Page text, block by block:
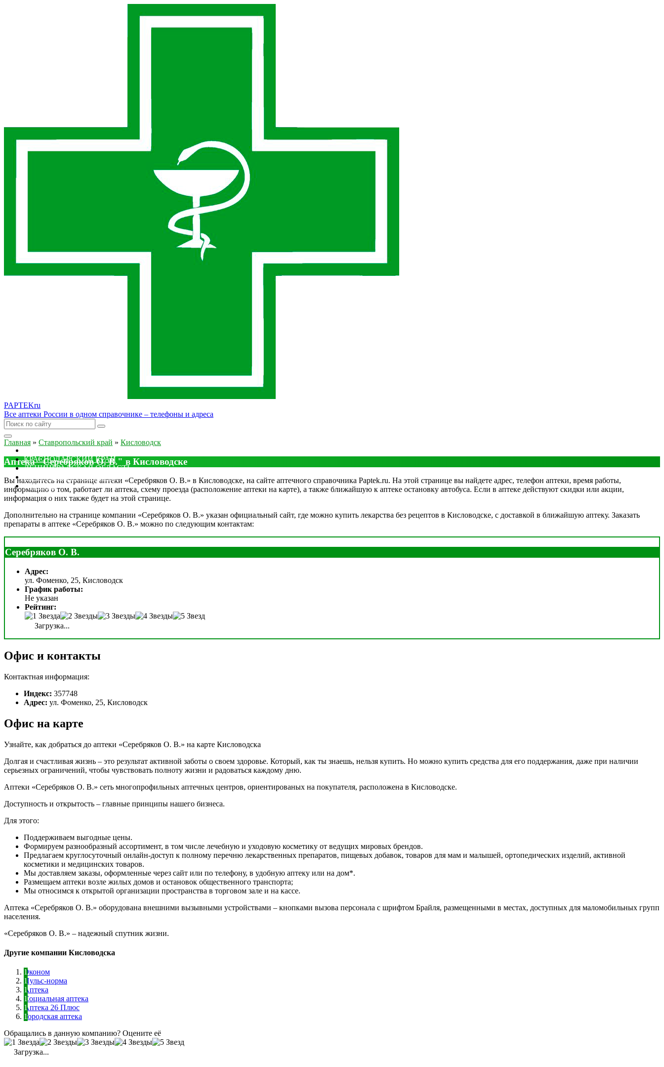
PAPTEKru
Все аптеки России в одном справочнике – телефоны и адреса
КРАСНОДАРСКИЙ КРАЙ
ЛЕНИНГРАДСКАЯ ОБЛАСТЬ
ДРУГИЕ
Главная » Ставропольский край » Кисловодск
Аптека "Серебряков О. В." в Кисловодске
Вы находитесь на странице аптеки «Серебряков О. В.» в Кисловодске, на сайте аптечного справочника Paptek.ru. На этой странице вы найдете адрес, телефон аптеки, время работы,
информацию о том, работает ли аптека, схему проезда (расположение аптеки на карте), а также ближайшую к аптеке остановку автобуса. Если в аптеке действуют скидки или акции,
информация о них также будет на этой странице.
Дополнительно на странице компании «Серебряков О. В.» указан официальный сайт, где можно купить лекарства без рецептов в Кисловодске, с доставкой в ближайшую аптеку. Заказать
препараты в аптеке «Серебряков О. В.» можно по следующим контактам:
Серебряков О. В.
Адрес:
ул. Фоменко, 25, Кисловодск
График работы:
Не указан
Рейтинг:
Загрузка...
Офис и контакты
Контактная информация:
Индекс: 357748
Адрес: ул. Фоменко, 25, Кисловодск
Офис на карте
Узнайте, как добраться до аптеки «Серебряков О. В.» на карте Кисловодска
Долгая и счастливая жизнь – это результат активной заботы о своем здоровье. Который, как ты знаешь, нельзя купить. Но можно купить средства для его поддержания, даже при наличии
серьезных ограничений, чтобы чувствовать полноту жизни и радоваться каждому дню.
Аптеки «Серебряков О. В.» сеть многопрофильных аптечных центров, ориентированых на покупателя, расположена в Кисловодске.
Доступность и открытость – главные принципы нашего бизнеса.
Для этого:
Поддерживаем выгодные цены.
Формируем разнообразный ассортимент, в том числе лечебную и уходовую косметику от ведущих мировых брендов.
Предлагаем круглосуточный онлайн-доступ к полному перечню лекарственных препаратов, пищевых добавок, товаров для мам и малышей, ортопедических изделий, активной
косметики и медицинских товаров.
Мы доставляем заказы, оформленные через сайт или по телефону, в удобную аптеку или на дом*.
Размещаем аптеки возле жилых домов и остановок общественного транспорта;
Мы относимся к открытой организации пространства в торговом зале и на кассе.
Аптека «Серебряков О. В.» оборудована внешними вызывными устройствами – кнопками вызова персонала с шрифтом Брайля, размещенными в местах, доступных для маломобильных групп
населения.
«Серебряков О. В.» – надежный спутник жизни.
Другие компании Кисловодска
Эконом
Пульс-норма
Аптека
Социальная аптека
Аптека 26 Плюс
Городская аптека
Обращались в данную компанию? Оцените её
Загрузка...